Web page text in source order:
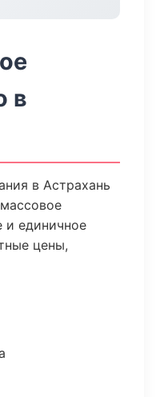
в
в Астрахань
и единичное
цены,